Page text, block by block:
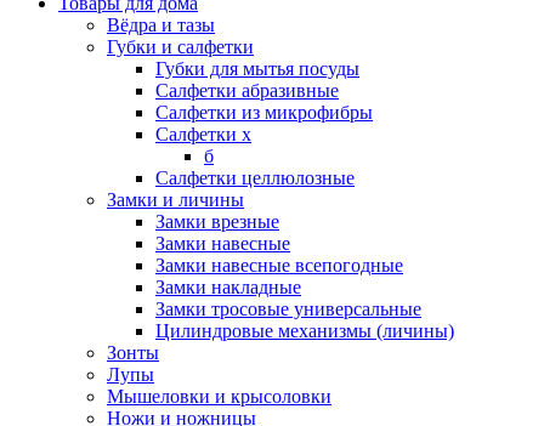
Вёдра и тазы
Губки и салфетки
Губки для мытья посуды
Салфетки абразивные
Салфетки из микрофибры
Салфетки х
б
Салфетки целлюлозные
Замки и личины
Замки врезные
Замки навесные
Замки навесные всепогодные
Замки накладные
Замки тросовые универсальные
Цилиндровые механизмы (личины)
Зонты
Лупы
Мышеловки и крысоловки
Ножи и ножницы